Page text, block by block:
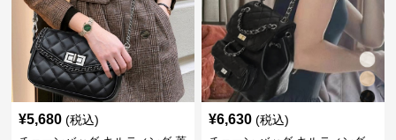
¥5,680 (税込) ¥6,630 (税込)